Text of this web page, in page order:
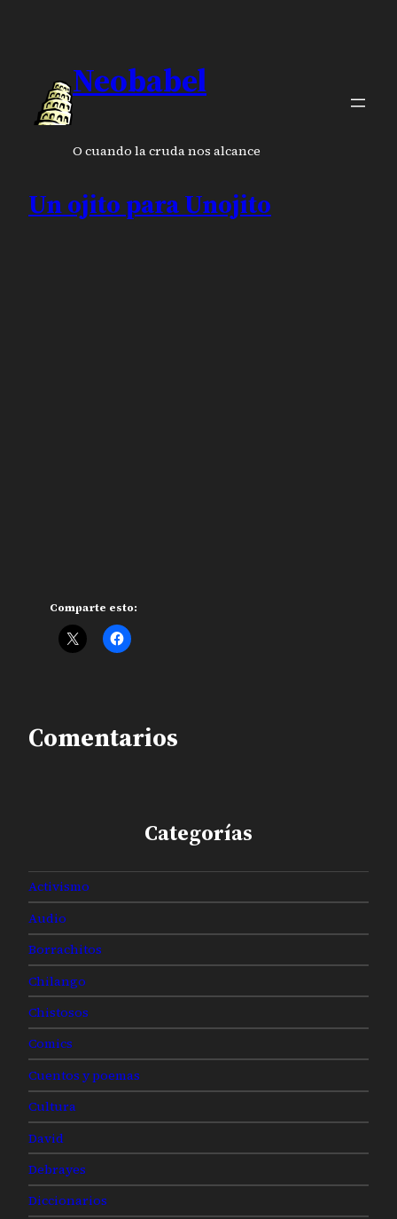
Neobabel
O cuando la cruda nos alcance
Un ojito para Unojito
Comparte esto:
Comentarios
Categorías
Activismo
Audio
Borrachitos
Chilango
Chistosos
Comics
Cuentos y poemas
Cultura
David
Debrayes
Diccionarios